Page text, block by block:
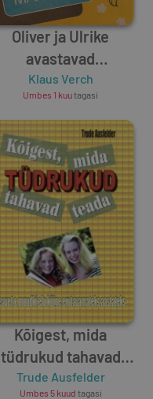
Oliver ja Ulrike
avastavad
seksuaalmaailma
Klaus Verch
Umbes 1 kuutagasi
, Raisa Cacciatore
Kõigest, mida
tüdrukud tahavad
teada
Trude Ausfelder
Umbes 5 kuud tagasi